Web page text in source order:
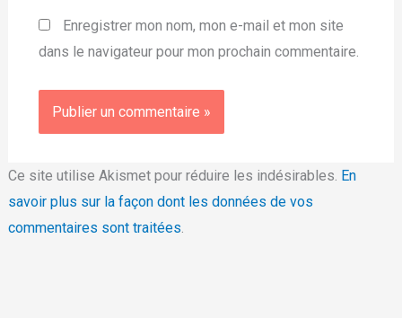
Enregistrer mon nom, mon e-mail et mon site
dans le navigateur pour mon prochain commentaire.
Ce site utilise Akismet pour réduire les indésirables. En
savoir plus sur la façon dont les données de vos
commentaires sont traitées.